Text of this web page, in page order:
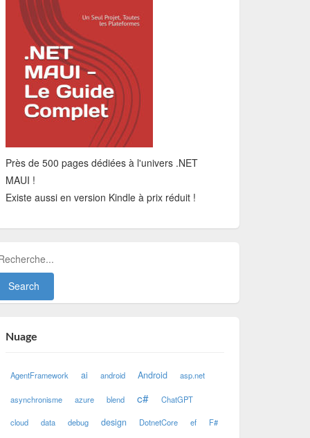
Près de 500 pages dédiées à l'univers .NET
MAUI !
Existe aussi en version Kindle à prix réduit !
Nuage
AgentFramework ai android Android asp.net
asynchronisme azure blend c# ChatGPT
cloud data debug design DotnetCore ef F#